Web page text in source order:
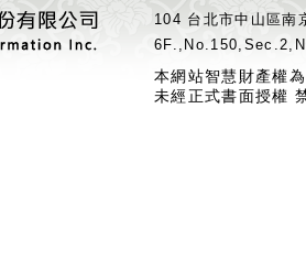
104 台北市中山區
本網站智慧財產權
未經正式書面授權